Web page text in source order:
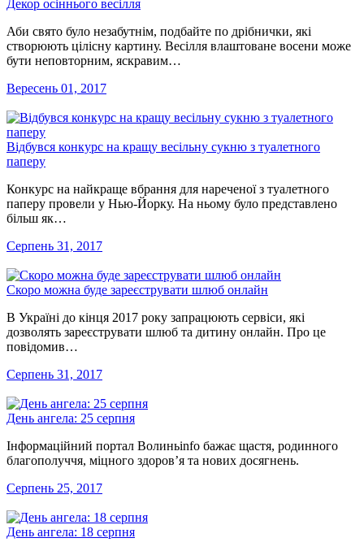
Декор осіннього весілля
Аби свято було незабутнім, подбайте по дрібнички, які
створюють цілісну картину. Весілля влаштоване восени може
бути неповторним, яскравим…
Вересень 01, 2017
Відбувся конкурс на кращу весільну сукню з туалетного
паперу
Конкурс на найкраще вбрання для нареченої з туалетного
паперу провели у Нью-Йорку. На ньому було представлено
більш як…
Серпень 31, 2017
Скоро можна буде зареєструвати шлюб онлайн
В Україні до кінця 2017 року запрацюють сервіси, які
дозволять зареєструвати шлюб та дитину онлайн. Про це
повідомив…
Серпень 31, 2017
День ангела: 25 серпня
Інформаційний портал Волиньinfo бажає щастя, родинного
благополуччя, міцного здоров’я та нових досягнень.
Серпень 25, 2017
День ангела: 18 серпня